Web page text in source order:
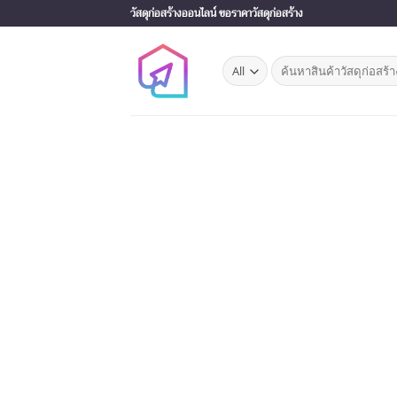
to
วัสดุก่อสร้างออนไลน์ ขอราคาวัสดุก่อสร้าง
Search
for: